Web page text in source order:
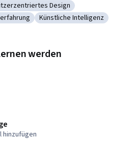
Benutzerzentriertes Design
Design
Benutzererfahrung
Kategorie: Künstliche
Künstliche Intelligenz
werden
hinzufügen